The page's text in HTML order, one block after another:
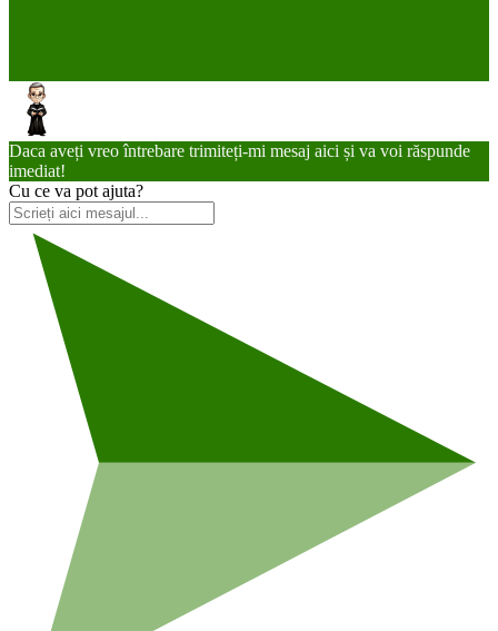
Daca aveți vreo întrebare trimiteți-mi mesaj aici și va voi răspunde
imediat!
Cu ce va pot ajuta?